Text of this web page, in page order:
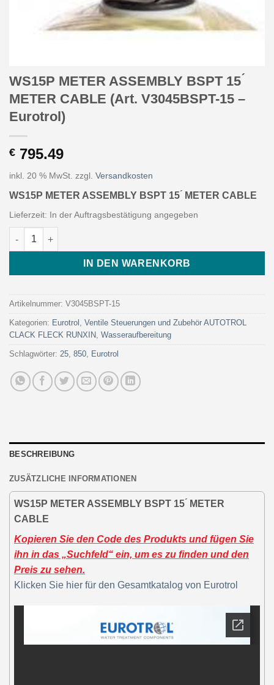
WS15P METER ASSEMBLY BSPT 15 ́
METER CABLE (Art. V3045BSPT-15 –
Eurotrol)
€ 795.49
inkl. 20 % MwSt. zzgl. Versandkosten
WS15P METER ASSEMBLY BSPT 15 ́ METER CABLE
Lieferzeit: In der Auftragsbestätigung angegeben
WS15P METER ASSEMBLY BSPT 15 ́ METER CABLE (Art.
IN DEN WARENKORB
Artikelnummer: V3045BSPT-15
Kategorien: Eurotrol , Ventile Steuerungen und Zubehör AUTOTROL
CLACK FLECK RUNXIN, Wasseraufbereitung
Schlagwörter: 25, 850, Eurotrol
BESCHREIBUNG
ZUSÄTZLICHE INFORMATIONEN
WS15P METER ASSEMBLY BSPT 15 ́ METER
CABLE
Kopieren Sie den Code des Produkts und fügen Sie
ihn in das „Suchfeld“ ein, um es zu finden und den
Preis zu sehen.
Klicken Sie hier für den Gesamtkatalog von Eurotrol